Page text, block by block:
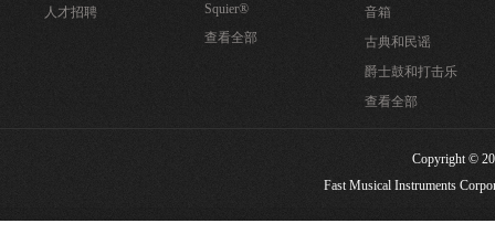
人才招聘
Squier®
查看全部
音箱
古典和民谣
爵士鼓和打击乐
查看全部
Copyright ©
Fast Musical Instruments